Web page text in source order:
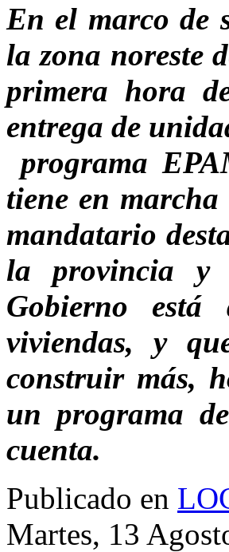
En el marco de
la zona noreste
primera hora
entrega de
programa
tiene en
mandatario
la provincia y
Gobierno está
viviendas, y
construir más,
un programa
cuenta.
Publicado en
Martes, 13